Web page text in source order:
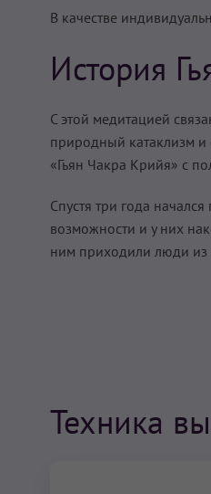
В качестве
История
С этой медитацией
природный катаклизм и
«Гьян Чакра Крийя» с
Спустя три года
возможности и у них
ним приходили люди из
Техника